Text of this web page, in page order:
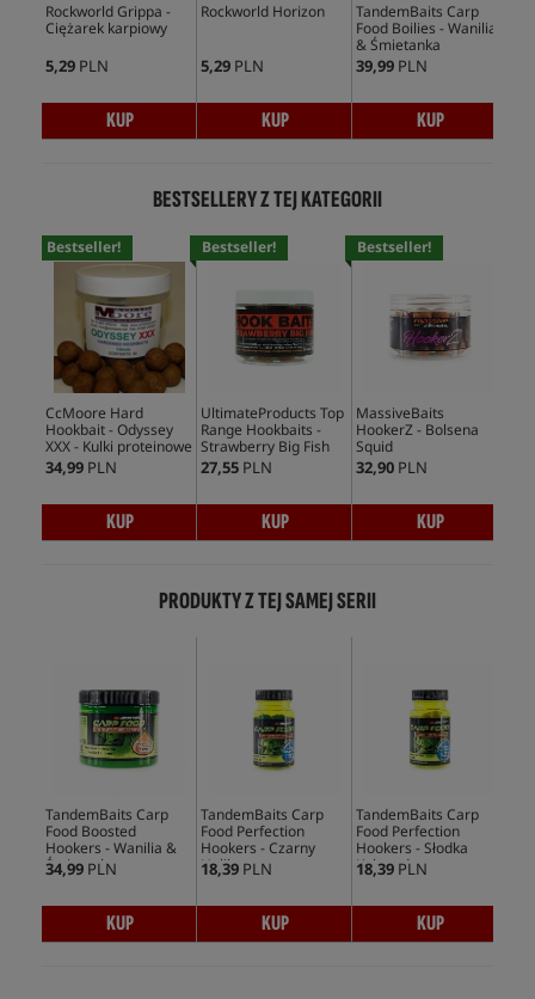
Rockworld Grippa -
Ciężarek karpiowy
5,29 PLN
KUP
Rockworld Horizon
5,29 PLN
KUP
TandemBaits Carp
Food Boilies - Wanilia
& Śmietanka
39,99 PLN
KUP
BESTSELLERY Z TEJ KATEGORII
Bestseller!
CcMoore Hard
Hookbait - Odyssey
XXX - Kulki proteinowe
34,99 PLN
KUP
Bestseller!
UltimateProducts Top
Range Hookbaits -
Strawberry Big Fish
27,55 PLN
KUP
Bestseller!
MassiveBaits
HookerZ - Bolsena
Squid
32,90 PLN
KUP
PRODUKTY Z TEJ SAMEJ SERII
TandemBaits Carp
Food Boosted
Hookers - Wanilia &
Śmietanka
34,99 PLN
KUP
TandemBaits Carp
Food Perfection
Hookers - Czarny
Halibut
18,39 PLN
KUP
TandemBaits Carp
Food Perfection
Hookers - Słodka
Kukurydza
18,39 PLN
KUP